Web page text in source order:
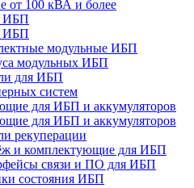
от 100 кВА и более
ИБП
ИБП
модульные ИБП
модульных ИБП
для ИБП
систем
для ИБП и аккумуляторов
для ИБП и аккумуляторов
рекуперации
и комплектующие для ИБП
связи и ПО для ИБП
состояния ИБП